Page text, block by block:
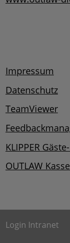
Impressum
Datenschutz
TeamViewer
KLIPPER
OUTLAW
Login Intranet